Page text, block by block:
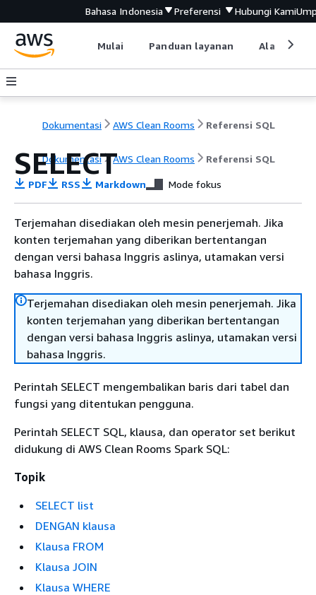
Bahasa Indonesia Preferensi Hubungi Kami
Mulai Panduan layanan Alat
Dokumentasi AWS Clean Rooms Referensi SQL
Dokumentasi AWS Clean Rooms Referensi SQL
SELECT
PDF RSS Markdown Mode fokus
Terjemahan disediakan oleh mesin penerjemah. Jika
konten terjemahan yang diberikan bertentangan
dengan versi bahasa Inggris aslinya, utamakan versi
bahasa Inggris.
Terjemahan disediakan oleh mesin penerjemah. Jika
konten terjemahan yang diberikan bertentangan
dengan versi bahasa Inggris aslinya, utamakan versi
bahasa Inggris.
Perintah SELECT mengembalikan baris dari tabel dan
fungsi yang ditentukan pengguna.
Perintah SELECT SQL, klausa, dan operator set berikut
didukung di AWS Clean Rooms Spark SQL:
Topik
SELECT list
DENGAN klausa
Klausa FROM
Klausa JOIN
Klausa WHERE